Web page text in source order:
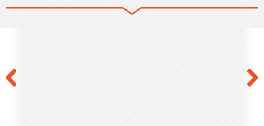
ませんか？～
TAMA＆FRIENDS 探せ！魔法